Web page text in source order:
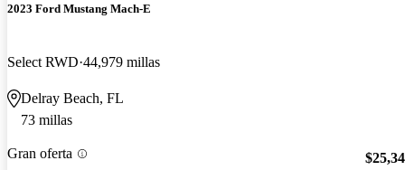
2023 Ford Mustang Mach-E
Select RWD 44,979 millas
Delray Beach, FL
73 millas
Gran oferta